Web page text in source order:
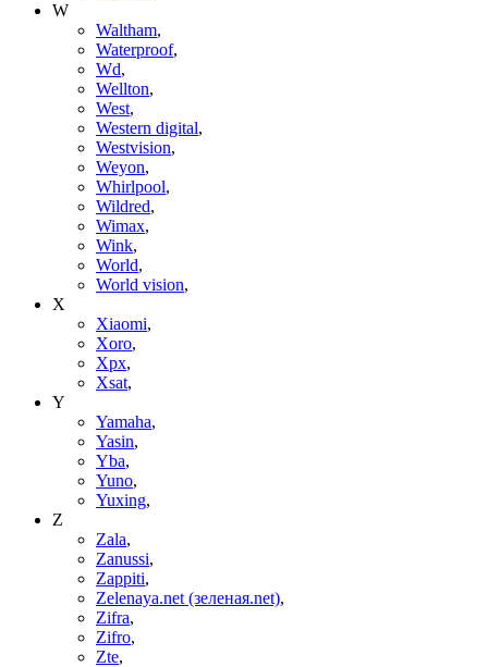
W
Waltham,
Waterproof,
Wd,
Wellton,
West,
Western digital,
Westvision,
Weyon,
Whirlpool,
Wildred,
Wimax,
Wink,
World,
World vision,
X
Xiaomi,
Xoro,
Xpx,
Xsat,
Y
Yamaha,
Yasin,
Yba,
Yuno,
Yuxing,
Z
Zala,
Zanussi,
Zappiti,
Zelenaya.net (зеленая.net),
Zifra,
Zifro,
Zte,